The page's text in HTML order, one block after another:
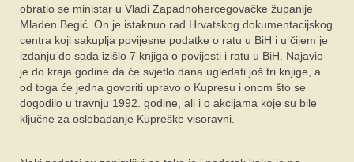
obratio se ministar u Vladi Zapadnohercegovačke županije
Mladen Begić. On je istaknuo rad Hrvatskog dokumentacijskog
centra koji sakuplja povijesne podatke o ratu u BiH i u čijem je
izdanju do sada izišlo 7 knjiga o povijesti i ratu u BiH. Najavio
je do kraja godine da će svjetlo dana ugledati još tri knjige, a
od toga će jedna govoriti upravo o Kupresu i onom što se
dogodilo u travnju 1992. godine, ali i o akcijama koje su bile
ključne za oslobađanje Kupreške visoravni.